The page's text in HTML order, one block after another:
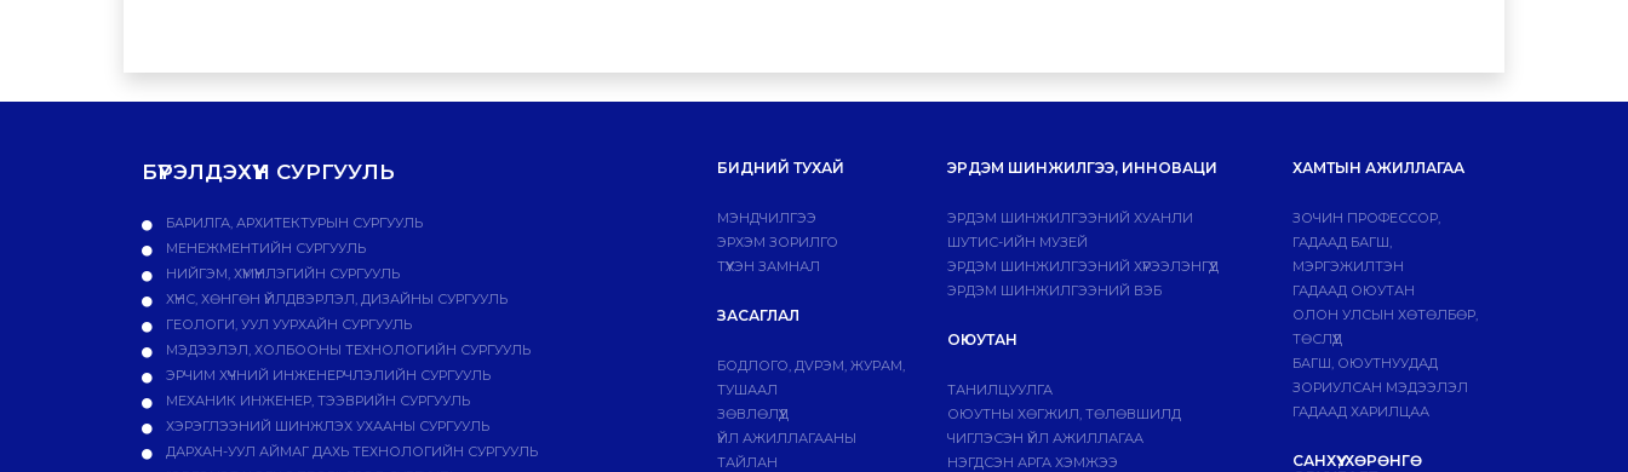
БҮРЭЛДЭХҮҮН СУРГУУЛЬ
БАРИЛГА, АРХИТЕКТУРЫН СУРГУУЛЬ
МЕНЕЖМЕНТИЙН СУРГУУЛЬ
НИЙГЭМ, ХҮМҮҮНЛЭГИЙН СУРГУУЛЬ
ХҮНС, ХӨНГӨН ҮЙЛДВЭРЛЭЛ, ДИЗАЙНЫ СУРГУУЛЬ
ГЕОЛОГИ, УУЛ УУРХАЙН СУРГУУЛЬ
МЭДЭЭЛЭЛ, ХОЛБООНЫ ТЕХНОЛОГИЙН СУРГУУЛЬ
ЭРЧИМ ХҮЧНИЙ ИНЖЕНЕРЧЛЭЛИЙН СУРГУУЛЬ
МЕХАНИК ИНЖЕНЕР, ТЭЭВРИЙН СУРГУУЛЬ
ХЭРЭГЛЭЭНИЙ ШИНЖЛЭХ УХААНЫ СУРГУУЛЬ
ДАРХАН-УУЛ АЙМАГ ДАХЬ ТЕХНОЛОГИЙН СУРГУУЛЬ
БИДНИЙ ТУХАЙ
МЭНДЧИЛГЭЭ
ЭРХЭМ ЗОРИЛГО
ТҮҮХЭН ЗАМНАЛ
ЗАСАГЛАЛ
БОДЛОГО, ДVРЭМ, ЖУРАМ,
ТУШААЛ
ЗӨВЛӨЛҮҮД
ҮЙЛ АЖИЛЛАГААНЫ
ТАЙЛАН
ЭРДЭМ ШИНЖИЛГЭЭ, ИННОВАЦИ
ЭРДЭМ ШИНЖИЛГЭЭНИЙ ХУАНЛИ
ШУТИС-ИЙН МУЗЕЙ
ЭРДЭМ ШИНЖИЛГЭЭНИЙ ХҮРЭЭЛЭНГҮҮД
ЭРДЭМ ШИНЖИЛГЭЭНИЙ ВЭБ
ОЮУТАН
ТАНИЛЦУУЛГА
ОЮУТНЫ ХӨГЖИЛ, ТӨЛӨВШИЛД
ЧИГЛЭСЭН ҮЙЛ АЖИЛЛАГАА
НЭГДСЭН АРГА ХЭМЖЭЭ
ХАМТЫН АЖИЛЛАГАА
ЗОЧИН ПРОФЕССОР,
ГАДААД БАГШ,
МЭРГЭЖИЛТЭН
ГАДААД ОЮУТАН
ОЛОН УЛСЫН ХӨТӨЛБӨР,
ТӨСЛҮҮД
БАГШ, ОЮУТНУУДАД
ЗОРИУЛСАН МЭДЭЭЛЭЛ
ГАДААД ХАРИЛЦАА
САНХҮҮ, ХӨРӨНГӨ